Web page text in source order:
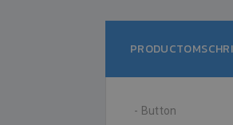
- Button